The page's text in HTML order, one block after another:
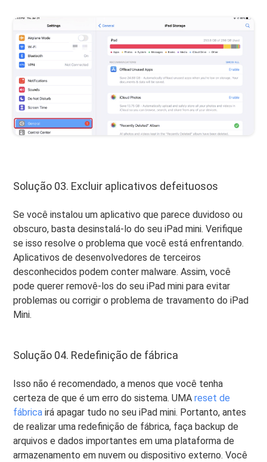
Solução 03. Excluir aplicativos defeituosos
Se você instalou um aplicativo que parece duvidoso ou
obscuro, basta desinstalá-lo do seu iPad mini. Verifique
se isso resolve o problema que você está enfrentando.
Aplicativos de desenvolvedores de terceiros
desconhecidos podem conter malware. Assim, você
pode querer removê-los do seu iPad mini para evitar
problemas ou corrigir o problema de travamento do iPad
Mini.
Solução 04. Redefinição de fábrica
Isso não é recomendado, a menos que você tenha
certeza de que é um erro do sistema. UMAreset de
fábrica irá apagar tudo no seu iPad mini. Portanto, antes
de realizar uma redefinição de fábrica, faça backup de
arquivos e dados importantes em uma plataforma de
armazenamento em nuvem ou dispositivo externo. Você